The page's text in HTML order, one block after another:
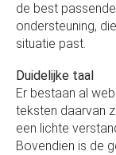
de best
ondersteuning,
situatie past.
Duidelijke taal
Er bestaan al
teksten daarvan
een lichte
Bovendien is de